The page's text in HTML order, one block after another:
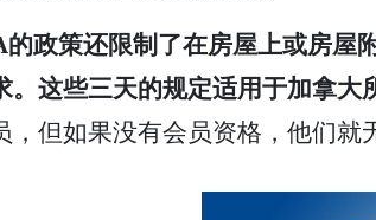
的政策还限制了在房屋上或房屋
。这些三天的规定适用于加拿大
，但如果没有会员资格，他们就